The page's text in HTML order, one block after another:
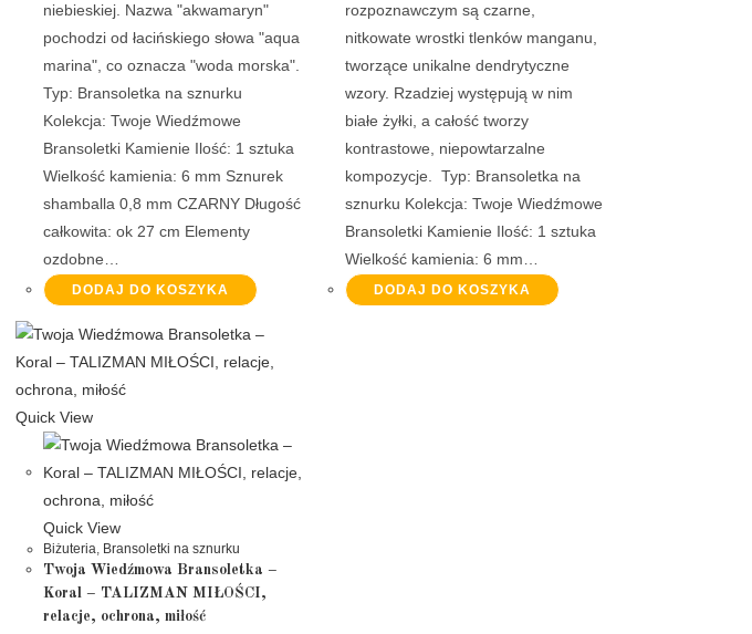
niebieskiej. Nazwa "akwamaryn"
pochodzi od łacińskiego słowa "aqua
marina", co oznacza "woda morska".
Typ: Bransoletka na sznurku
Kolekcja: Twoje Wiedźmowe
Bransoletki Kamienie Ilość: 1 sztuka
Wielkość kamienia: 6 mm Sznurek
shamballa 0,8 mm CZARNY Długość
całkowita: ok 27 cm Elementy
ozdobne…
DODAJ DO KOSZYKA
rozpoznawczym są czarne,
nitkowate wrostki tlenków manganu,
tworzące unikalne dendrytyczne
wzory. Rzadziej występują w nim
białe żyłki, a całość tworzy
kontrastowe, niepowtarzalne
kompozycje. Typ: Bransoletka na
sznurku Kolekcja: Twoje Wiedźmowe
Bransoletki Kamienie Ilość: 1 sztuka
Wielkość kamienia: 6 mm…
DODAJ DO KOSZYKA
Quick View
Quick View
Biżuteria Bransoletki na sznurku
Twoja Wiedźmowa Bransoletka –
Koral – TALIZMAN MIŁOŚCI,
relacje, ochrona, miłość